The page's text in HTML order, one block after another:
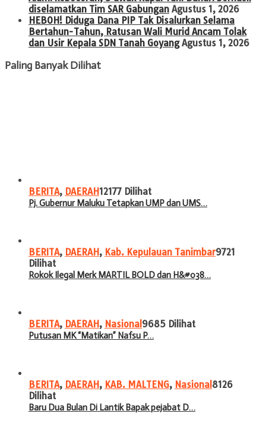
diselamatkan Tim SAR Gabungan Agustus 1, 2026
HEBOH! Diduga Dana PIP Tak Disalurkan Selama
Bertahun-Tahun, Ratusan Wali Murid Ancam Tolak
dan Usir Kepala SDN Tanah Goyang Agustus 1, 2026
Paling Banyak Dilihat
BERITA, DAERAH12177 Dilihat
Pj. Gubernur Maluku Tetapkan UMP dan UMS…
BERITA, DAERAH, Kab. Kepulauan Tanimbar9721
Dilihat
Rokok Ilegal Merk MARTIL BOLD dan H&#038…
BERITA, DAERAH, Nasional 9685 Dilihat
Putusan MK “Matikan” Nafsu P…
BERITA, DAERAH, KAB. MALTENG, Nasional 8126
Dilihat
Baru Dua Bulan Di Lantik Bapak pejabat D…